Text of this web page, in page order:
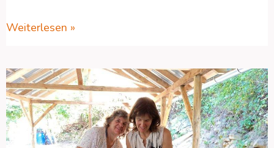
Weiterlesen »
Geschützt:
Kräuter
trocknen
–